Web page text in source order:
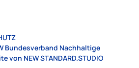
Bundesverband Nachhaltige
von NEW STANDARD.STUDIO